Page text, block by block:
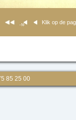
Klik op de
85 25 00